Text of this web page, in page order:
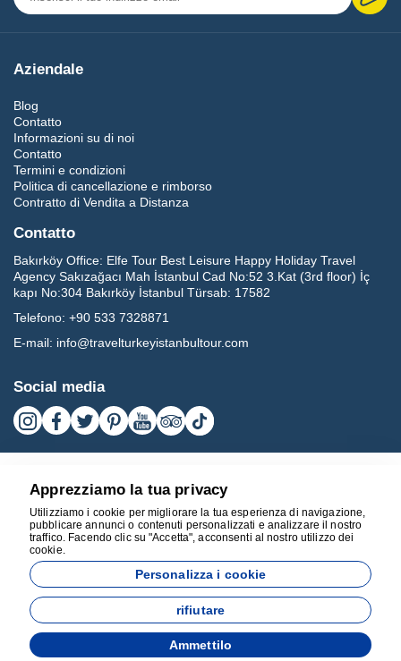
Aziendale
Blog
Contatto
Informazioni su di noi
Contatto
Termini e condizioni
Politica di cancellazione e rimborso
Contratto di Vendita a Distanza
Contatto
Bakırköy Office: Elfe Tour Best Leisure Happy Holiday Travel
Agency Sakızağacı Mah İstanbul Cad No:52 3.Kat (3rd floor) İç
kapı No:304 Bakırköy İstanbul Türsab: 17582
Telefono: +90 533 7328871
E-mail: info@travelturkeyistanbultour.com
Social media
Sviluppato da
Apprezziamo la tua privacy
Utilizziamo i cookie per migliorare la tua esperienza di navigazione,
pubblicare annunci o contenuti personalizzati e analizzare il nostro
traffico. Facendo clic su "Accetta", acconsenti al nostro utilizzo dei
cookie.
Personalizza i cookie
rifiutare
Ammettilo